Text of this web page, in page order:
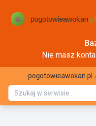
Nie masz
pogotowieawokan.pl